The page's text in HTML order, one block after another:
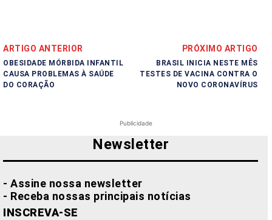
ARTIGO ANTERIOR
OBESIDADE MÓRBIDA INFANTIL
CAUSA PROBLEMAS À SAÚDE
DO CORAÇÃO
PRÓXIMO ARTIGO
BRASIL INICIA NESTE MÊS
TESTES DE VACINA CONTRA O
NOVO CORONAVÍRUS
Publicidade
Newsletter
- Assine nossa newsletter
- Receba nossas principais notícias
INSCREVA-SE